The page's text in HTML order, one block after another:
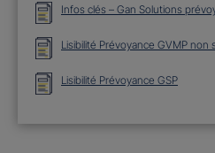
Infos clés – Gan Solutions
Lisibilité Prévoyance GVMP non
Lisibilité Prévoyance GSP